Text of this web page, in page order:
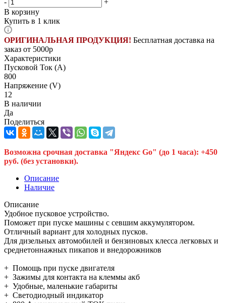
В корзину
Купить в 1 клик
ОРИГИНАЛЬНАЯ ПРОДУКЦИЯ! Бесплатная доставка на
заказ от 5000р
Характеристики
Пусковой Ток (A)
800
Напряжение (V)
12
В наличии
Да
Поделиться
Возможна срочная доставка "Яндекс Go" (до 1 часа): +450
руб. (без установки).
Описание
Наличие
Описание
Удобное пусковое устройство.
Поможет при пуске машины с севшим аккумулятором.
Отличный вариант для холодных пусков.
Для дизельных автомобилей и бензиновых клесса легковых и
среднетоннажных пикапов и внедорожников
+ Помощь при пуске двигателя
+ Зажимы для контакта на клеммы акб
+ Удобные, маленькие габариты
+ Светодиодный индикатор